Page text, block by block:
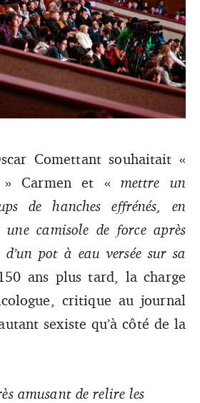
de moyens, moins de prise en
travail… Les critiques de musique
généralistes ont le blues. John-Mark
Comettant souhaitait «
Carmen et « mettre un
de hanches effrénés, en
une camisole de force après
pot à eau versée sur sa
ans plus tard, la charge
critique au journal
sexiste qu’à côté de la
amusant de relire les